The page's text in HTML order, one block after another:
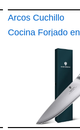
Arcos Cuchillo
Cocina Forjado en
Acero Inoxidable y
Hoja de 200mm